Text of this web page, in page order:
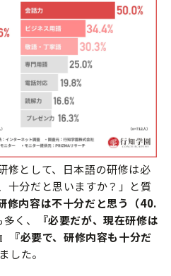
修として、日本語の研修は必
十分だと思いますか？」と質
修内容は不十分だと思う（40.
く、
『必要だが、現在研修は
『必要で、研修内容も十分だ
した。